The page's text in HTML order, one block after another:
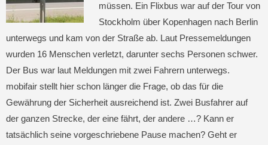
müssen. Ein Flixbus war auf der Tour von
Stockholm über Kopenhagen nach Berlin
unterwegs und kam von der Straße ab. Laut Pressemeldungen
wurden 16 Menschen verletzt, darunter sechs Personen schwer.
Der Bus war laut Meldungen mit zwei Fahrern unterwegs.
mobifair stellt hier schon länger die Frage, ob das für die
Gewährung der Sicherheit ausreichend ist. Zwei Busfahrer auf
der ganzen Strecke, der eine fährt, der andere …? Kann er
tatsächlich seine vorgeschriebene Pause machen? Geht er